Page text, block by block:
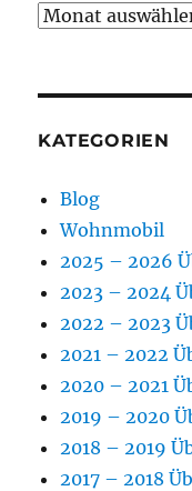
Archiv
KATEGORIEN
Blog
Wohnmobil
2025 – 2026
2023 – 2024
2022 – 2023
2021 – 2022
2020 – 2021
2019 – 2020
2018 – 2019
2017 – 2018